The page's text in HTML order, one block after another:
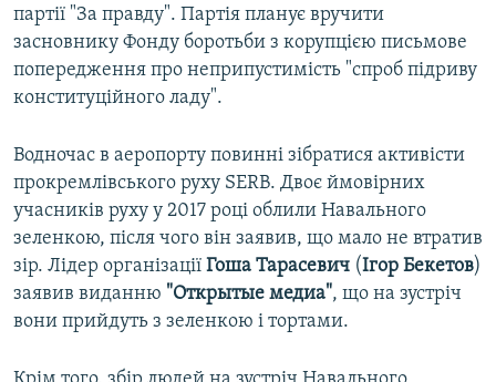
партії "За правду". Партія планує вручити
засновнику Фонду боротьби з корупцією письмове
попередження про неприпустимість "спроб підриву
конституційного ладу".
Водночас в аеропорту повинні зібратися активісти
прокремлівського руху SERB. Двоє ймовірних
учасників руху у 2017 році облили Навального
зеленкою, після чого він заявив, що мало не втратив
зір. Лідер організації Гоша Тарасевич (Ігор Бекетов)
заявив виданню "Открытые медиа", що на зустріч
вони прийдуть з зеленкою і тортами.